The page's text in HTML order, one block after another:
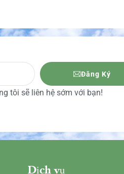
Đăng Ký
tôi sẽ liên hệ sớm với bạn!
Dịch vụ